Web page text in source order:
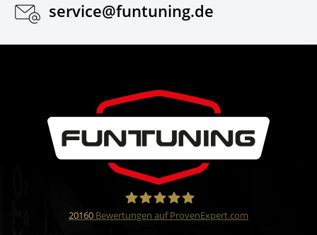
service@funtuning.de
20160 Bewertungen auf ProvenExpert.com